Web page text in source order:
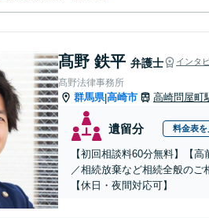
髙野 鉄平 弁護士 インタ
髙野法律事務所
群馬県|高崎市 高崎問屋町
遺留分 料金表を
【初回相談料60分無料】【
／相続放棄など相続全般の
【休日・夜間対応可】